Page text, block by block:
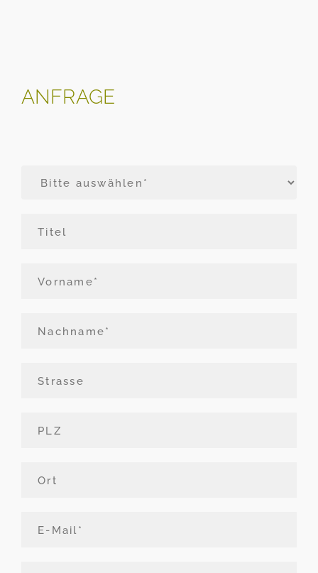
ANFRAGE